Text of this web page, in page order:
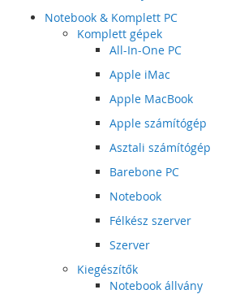
Notebook & Komplett PC
Komplett gépek
All-In-One PC
Apple iMac
Apple MacBook
Apple számítógép
Asztali számítógép
Barebone PC
Notebook
Félkész szerver
Szerver
Kiegészítők
Notebook állvány